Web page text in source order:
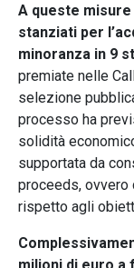
A queste
stanziati per
minoranza in 9
premiate nelle
selezione
processo ha
solidità
supportata da
proceeds,
rispetto agli